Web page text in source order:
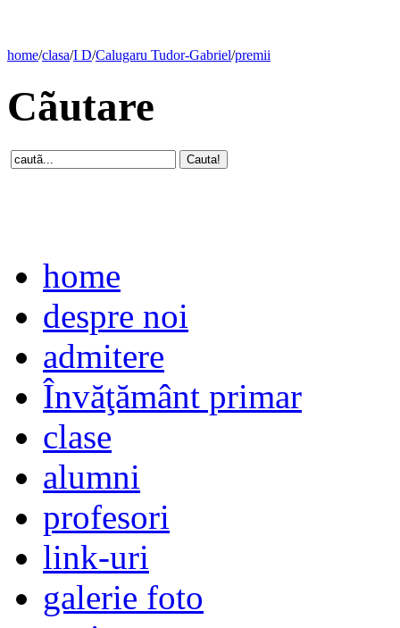
home/clasa/I D/Calugaru Tudor-Gabriel/premii
Cãutare
home
despre noi
admitere
Învăţământ primar
clase
alumni
profesori
link-uri
galerie foto